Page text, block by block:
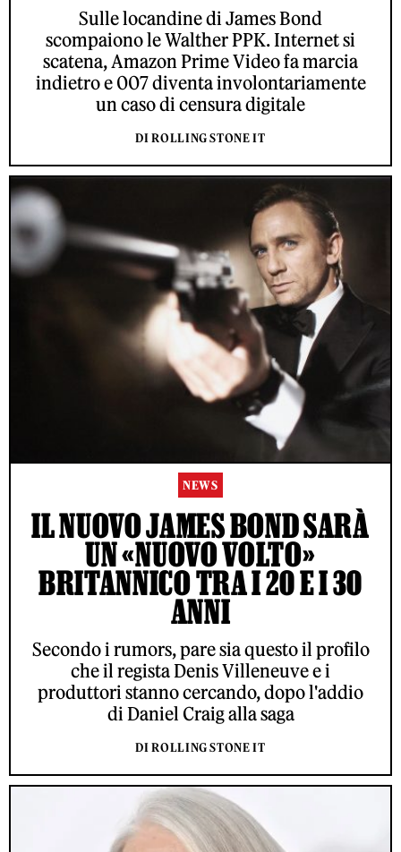
Sulle locandine di James Bond
scompaiono le Walther PPK. Internet si
scatena, Amazon Prime Video fa marcia
indietro e 007 diventa involontariamente
un caso di censura digitale
DI ROLLING STONE IT
NEWS
IL NUOVO JAMES BOND SARÀ
UN «NUOVO VOLTO»
BRITANNICO TRA I 20 E I 30
ANNI
Secondo i rumors, pare sia questo il profilo
che il regista Denis Villeneuve e i
produttori stanno cercando, dopo l'addio
di Daniel Craig alla saga
DI ROLLING STONE IT